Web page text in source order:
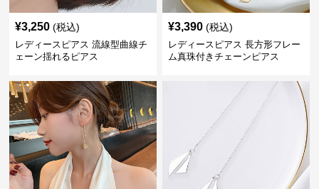
¥3,250 (税込)
レディースピアス 流線型曲線チ
ェーン揺れるピアス
¥3,390 (税込)
レディースピアス 長方形フレー
ム真珠付きチェーンピアス